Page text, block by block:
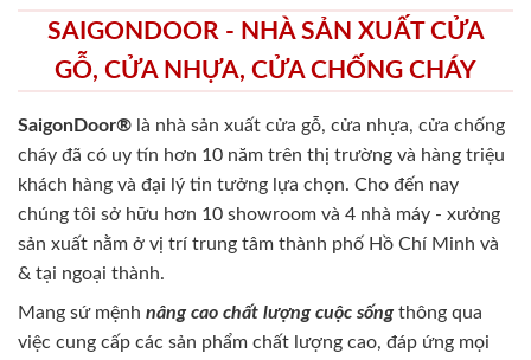
SAIGONDOOR - NHÀ SẢN XUẤT CỬA
GỖ, CỬA NHỰA, CỬA CHỐNG CHÁY
SaigonDoor® là nhà sản xuất cửa gỗ, cửa nhựa, cửa chống
cháy đã có uy tín hơn 10 năm trên thị trường và hàng triệu
khách hàng và đại lý tin tưởng lựa chọn. Cho đến nay
chúng tôi sở hữu hơn 10 showroom và 4 nhà máy - xưởng
sản xuất nằm ở vị trí trung tâm thành phố Hồ Chí Minh và
& tại ngoại thành.
Mang sứ mệnh nâng cao chất lượng cuộc sốngthông qua
việc cung cấp các sản phẩm chất lượng cao, đáp ứng mọi